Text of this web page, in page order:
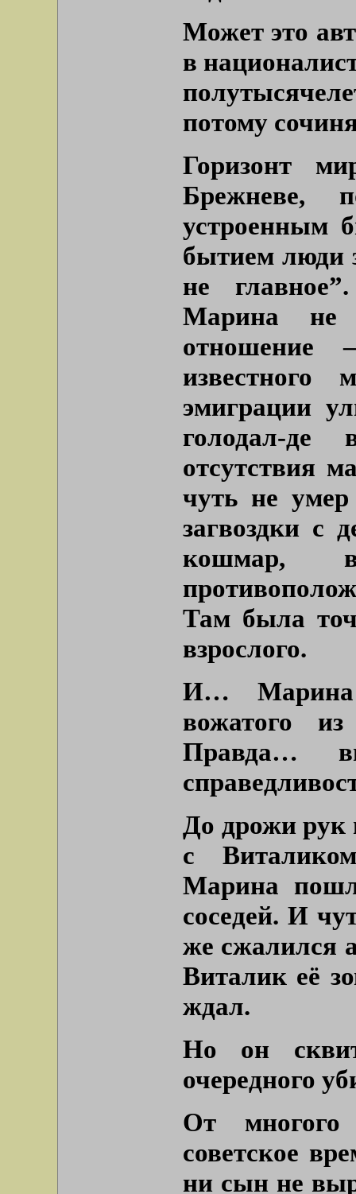
Может это
в
потому
Горизонт
Брежневе,
устроенным
бытием люди
не
Марина не
отношение
известного
эмиграции
голодал-
отсутствия
чуть не
загвоздки с
кошмар,
Там была
взрослого.
И… Марина
вожатого
Правда…
До дрожи рук
с
Марина
соседей. И
же сжалился
Виталик её
ждал.
Но он
очередного
От
советское
ни сын не